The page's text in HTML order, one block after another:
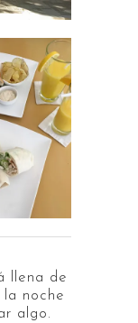
llena de
noche
algo.